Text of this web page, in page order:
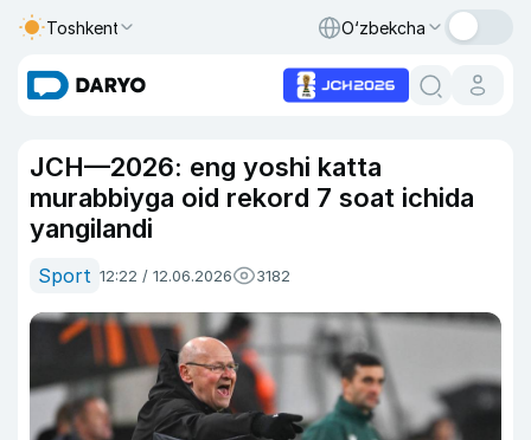
Toshkent O‘zbekcha
JCH—2026: eng yoshi katta
murabbiyga oid rekord 7 soat ichida
yangilandi
Sport 12:22 / 12.06.2026 3182